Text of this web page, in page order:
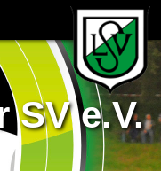
SV e.V.